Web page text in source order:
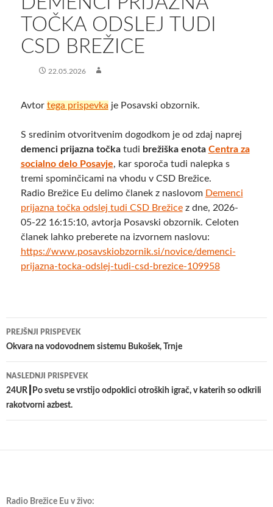
TOČKA ODSLEJ TUDI
CSD BREŽICE
22.05.2026
Avtor tega prispevka je Posavski obzornik.
S sredinim otvoritvenim dogodkom je od zdaj naprej
demenci prijazna točkatudi brežiška enota Centra za
socialno delo Posavje, kar sporoča tudi nalepka s
tremi spominčicami na vhodu v CSD Brežice.
Radio Brežice Eu delimo članek z naslovom Demenci
prijazna točka odslej tudi CSD Brežicez dne, 2026-
05-22 16:15:10, avtorja Posavski obzornik. Celoten
članek lahko preberete na izvornem naslovu:
https://www.posavskiobzornik.si/novice/demenci-
prijazna-tocka-odslej-tudi-csd-brezice-109958
Krmarjenje
po
prispevkih
PREJŠNJI PRISPEVEK
Okvara na vodovodnem sistemu Bukošek, Trnje
NASLEDNJI PRISPEVEK
24UR┃Po svetu se vrstijo odpoklici otroških igrač, v katerih so odkrili
rakotvorni azbest.
Radio Brežice Eu v živo: